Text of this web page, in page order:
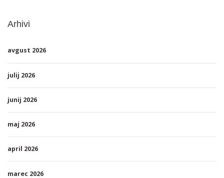
Arhivi
avgust 2026
julij 2026
junij 2026
maj 2026
april 2026
marec 2026